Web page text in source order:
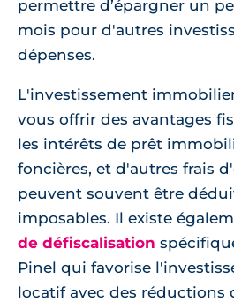
permettre d’épargner un
mois pour d'autres
dépenses.
L'investissement
vous offrir des avantages
les intérêts de prêt
foncières, et d'autres frais
peuvent souvent être
imposables. Il existe
de défiscalisation
Pinel qui favorise
locatif avec des réductions